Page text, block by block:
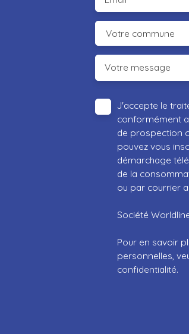
Votre commune
Votre message
J'accepte le
conformément
de prospection
pouvez vous
démarchage
de la
ou par courrier
Société
Pour en savoir
personnelles,
confidentialité.